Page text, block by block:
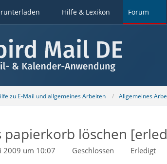
Hilfe & Lexikon Forum
zu E-Mail und allgemeines Arbeiten Allgemeines
papierkorb löschen
2009 um 10:07 Geschlossen Erledigt